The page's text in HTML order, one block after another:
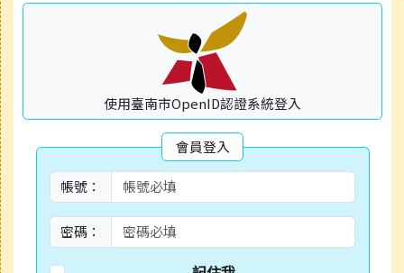
使用臺南市OpenID認證系統登入
會員登入
帳號：
密碼：